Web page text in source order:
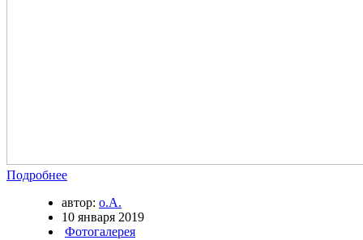
Подробнее
автор: о.А.
10 января 2019
Фотогалерея